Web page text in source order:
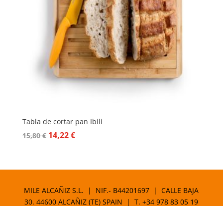
Tabla de cortar pan Ibili
15,80€ El
15,80 €.
14,22€El
14,22 €.
MILE ALCAÑIZ S.L. | NIF.- B44201697 | CALLE BAJA
30. 44600 ALCAÑIZ (TE) SPAIN | T.+34 978 83 05 19